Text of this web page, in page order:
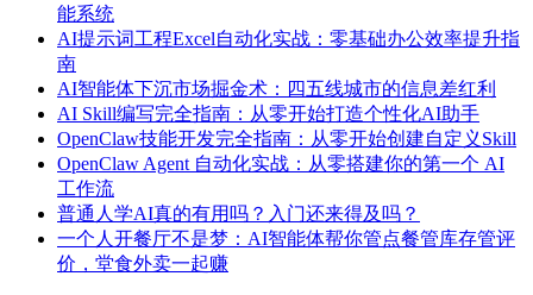
能系统
AI提示词工程Excel自动化实战：零基础办公效率提升指
南
AI智能体下沉市场掘金术：四五线城市的信息差红利
AI Skill编写完全指南：从零开始打造个性化AI助手
OpenClaw技能开发完全指南：从零开始创建自定义Skill
OpenClaw Agent 自动化实战：从零搭建你的第一个 AI
工作流
普通人学AI真的有用吗？入门还来得及吗？
一个人开餐厅不是梦：AI智能体帮你管点餐管库存管评
价，堂食外卖一起赚